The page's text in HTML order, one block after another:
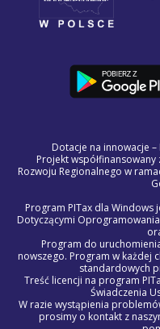
Dotacje na innowacje –
Projekt
Rozwoju Regionalnego w
Program PITax dla Windows
Dotyczącymi
Program do
nowszego. Program w każdej
standardowych
Treść licencji na program
Świadczenia
W razie wystąpienia
prosimy o kontakt z